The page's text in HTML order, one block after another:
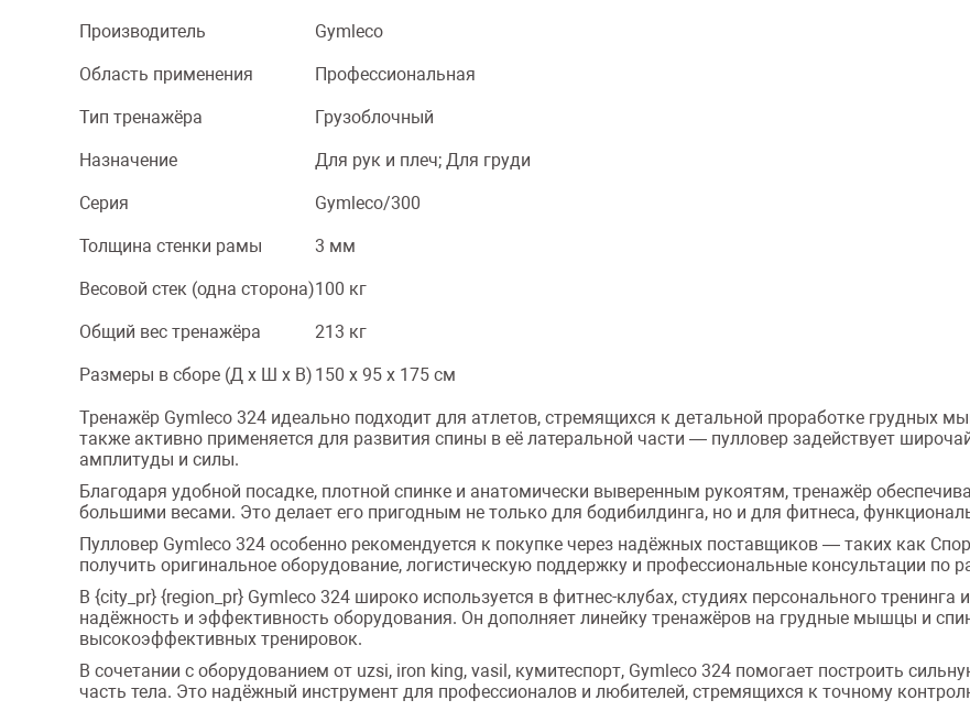
Производитель Gymleco
Область применения Профессиональная
Тип тренажёра Грузоблочный
Назначение Для рук и плеч; Для груди
Серия Gymleco/300
Толщина стенки рамы 3 мм
Весовой стек (одна сторона)100 кг
Общий вес тренажёра 213 кг
Размеры в сборе (Д x Ш x В) 150 х 95 х 175 см
Тренажёр Gymleco 324 идеально подходит для атлетов, стремящихся к детальной проработке грудных
также активно применяется для развития спины в её латеральной части — пулловер задействует
амплитуды и силы.
Благодаря удобной посадке, плотной спинке и анатомически выверенным рукоятям, тренажёр
большими весами. Это делает его пригодным не только для бодибилдинга, но и для фитнеса,
Пулловер Gymleco 324 особенно рекомендуется к покупке через надёжных поставщиков — таких как
получить оригинальное оборудование, логистическую поддержку и профессиональные консультации по
В {city_pr} {region_pr} Gymleco 324 широко используется в фитнес-клубах, студиях персонального
надёжность и эффективность оборудования. Он дополняет линейку тренажёров на грудные мышцы и
высокоэффективных тренировок.
В сочетании с оборудованием от uzsi, iron king, vasil, кумитеспорт, Gymleco 324 помогает построить
часть тела. Это надёжный инструмент для профессионалов и любителей, стремящихся к точному